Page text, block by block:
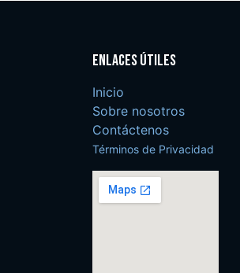
Enlaces útiles
Inicio
Sobre nosotros
Contáctenos
Términos de Privacidad